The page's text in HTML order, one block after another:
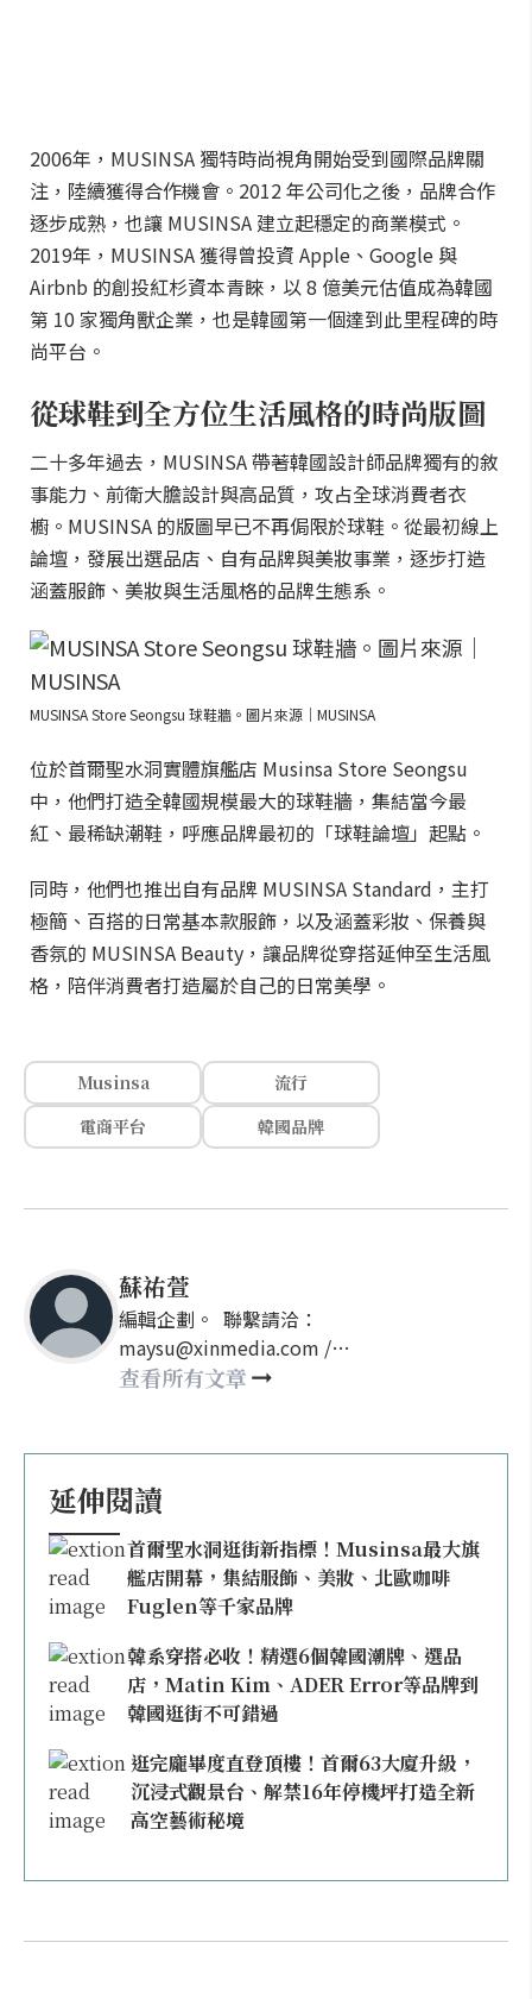
2006年，MUSINSA 獨特時尚視角開始受到國際品牌關
注，陸續獲得合作機會。2012 年公司化之後，品牌合作
逐步成熟，也讓 MUSINSA 建立起穩定的商業模式。
2019年，MUSINSA 獲得曾投資 Apple、Google 與
Airbnb 的創投紅杉資本青睞，以 8 億美元估值成為韓國
第 10 家獨角獸企業，也是韓國第一個達到此里程碑的時
尚平台。
從球鞋到全方位生活風格的時尚版圖
二十多年過去，MUSINSA 帶著韓國設計師品牌獨有的敘
事能力、前衛大膽設計與高品質，攻占全球消費者衣
櫥。MUSINSA 的版圖早已不再侷限於球鞋。從最初線上
論壇，發展出選品店、自有品牌與美妝事業，逐步打造
涵蓋服飾、美妝與生活風格的品牌生態系。
MUSINSA Store Seongsu 球鞋牆。圖片來源｜MUSINSA
位於首爾聖水洞實體旗艦店 Musinsa Store Seongsu
中，他們打造全韓國規模最大的球鞋牆，集結當今最
紅、最稀缺潮鞋，呼應品牌最初的「球鞋論壇」起點。
同時，他們也推出自有品牌 MUSINSA Standard，主打
極簡、百搭的日常基本款服飾，以及涵蓋彩妝、保養與
香氛的 MUSINSA Beauty，讓品牌從穿搭延伸至生活風
格，陪伴消費者打造屬於自己的日常美學。
Musinsa
流行
電商平台
韓國品牌
蘇祐萱
編輯企劃。 聯繫請洽：
maysu@xinmedia.com /
may860527@gmail.com
查看所有文章
延伸閱讀
首爾聖水洞逛街新指標！Musinsa最大旗
艦店開幕，集結服飾、美妝、北歐咖啡
Fuglen等千家品牌
韓系穿搭必收！精選6個韓國潮牌、選品
店，Matin Kim、ADER Error等品牌到
韓國逛街不可錯過
逛完龐畢度直登頂樓！首爾63大廈升級，
沉浸式觀景台、解禁16年停機坪打造全新
高空藝術秘境